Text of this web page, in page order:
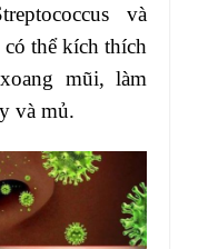
và
thể kích thích
mũi, làm
và mủ.